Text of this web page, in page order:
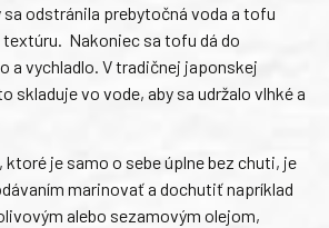
odstránila prebytočná voda a tofu
textúru. Nakoniec sa tofu dá do
a vychladlo. V tradičnej japonskej
skladuje vo vode, aby sa udržalo vlhké a
ktoré je samo o sebe úplne bez chuti, je
marinovať a dochutiť napríklad
alebo sezamovým olejom,